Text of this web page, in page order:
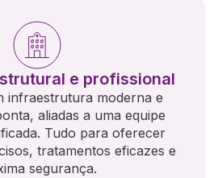
e profissional
infraestrutura moderna e
aliadas a uma equipe
Tudo para oferecer
tratamentos eficazes e
segurança.